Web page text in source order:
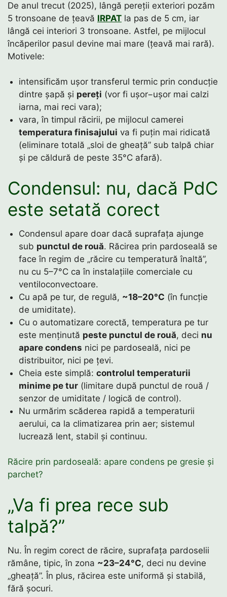
De anul trecut (2025), lângă pereții exteriori pozăm
5 tronsoane de țeavă IRPAT la pas de 5 cm, iar
lângă cei interiori 3 tronsoane. Astfel, pe mijlocul
încăperilor pasul devine mai mare (țeavă mai rară).
Motivele:
intensificăm ușor transferul termic prin conducție
dintre șapă și pereți (vor fi ușor−ușor mai calzi
iarna, mai reci vara);
vara, în timpul răcirii, pe mijlocul camerei
temperatura finisajului va fi puțin mai ridicată
(eliminare totală „sloi de gheață” sub talpă chiar
și pe căldură de peste 35°C afară).
Condensul: nu, dacă PdC
este setată corect
Condensul apare doar dacă suprafața ajunge
sub punctul de rouă. Răcirea prin pardoseală se
face în regim de „răcire cu temperatură înaltă”,
nu cu 5–7°C ca în instalațiile comerciale cu
ventiloconvectoare.
Cu apă pe tur, de regulă, ~18–20°C (în funcție
de umiditate).
Cu o automatizare corectă, temperatura pe tur
este menținută peste punctul de rouă, deci nu
apare condens nici pe pardoseală, nici pe
distribuitor, nici pe țevi.
Cheia este simplă:controlul temperaturii
minime pe tur (limitare după punctul de rouă /
senzor de umiditate / logică de control).
Nu urmărim scăderea rapidă a temperaturii
aerului, ca la climatizarea prin aer; sistemul
lucrează lent, stabil și continuu.
Răcire prin pardoseală: apare condens pe gresie și
parchet?
„Va fi prea rece sub
talpă?”
Nu. În regim corect de răcire, suprafața pardoselii
rămâne, tipic, în zona ~23–24°C, deci nu devine
„gheață”. În plus, răcirea este uniformă și stabilă,
fără șocuri.